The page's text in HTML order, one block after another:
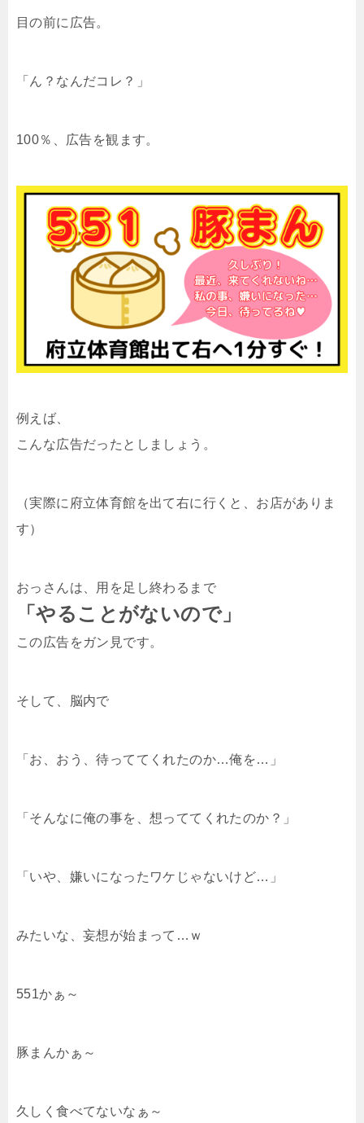
目の前に広告。
「ん？なんだコレ？」
100％、広告を観ます。
例えば、
こんな広告だったとしましょう。
（実際に府立体育館を出て右に行くと、お店がありま
す）
おっさんは、用を足し終わるまで
「やることがないので」
この広告をガン見です。
そして、脳内で
「お、おう、待っててくれたのか…俺を…」
「そんなに俺の事を、想っててくれたのか？」
「いや、嫌いになったワケじゃないけど…」
みたいな、妄想が始まって…ｗ
551かぁ～
豚まんかぁ～
久しく食べてないなぁ～